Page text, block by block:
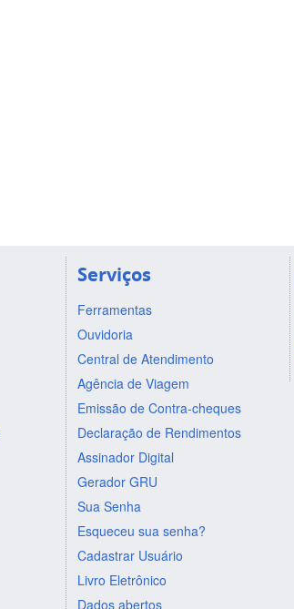
Serviços
Ferramentas
Ouvidoria
Central de Atendimento
Agência de Viagem
Emissão de Contra-cheques
Declaração de Rendimentos
Assinador Digital
Gerador GRU
Sua Senha
Esqueceu sua senha?
Cadastrar Usuário
Livro Eletrônico
Dados abertos